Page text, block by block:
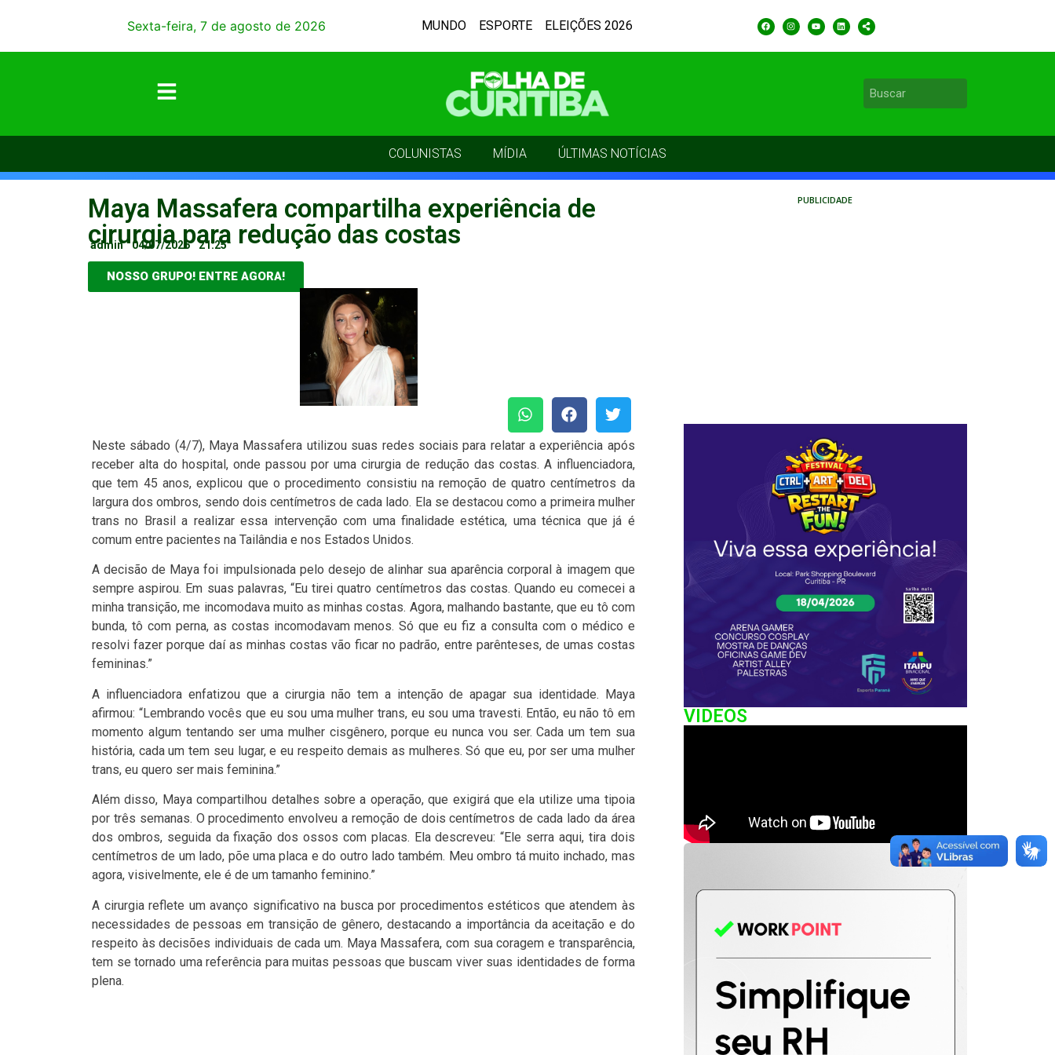
Sexta-feira, 7 de agosto de 2026 MUNDO ESPORTE ELEIÇÕES 2026
COLUNISTAS MÍDIA ÚLTIMAS NOTÍCIAS
Maya Massafera compartilha experiência de
cirurgia para redução das costas
admin 04/07/2026 21:25
NOSSO GRUPO! ENTRE AGORA!
Neste sábado (4/7), Maya Massafera utilizou suas redes sociais para relatar a experiência após
receber alta do hospital, onde passou por uma cirurgia de redução das costas. A influenciadora,
que tem 45 anos, explicou que o procedimento consistiu na remoção de quatro centímetros da
largura dos ombros, sendo dois centímetros de cada lado. Ela se destacou como a primeira mulher
trans no Brasil a realizar essa intervenção com uma finalidade estética, uma técnica que já é
comum entre pacientes na Tailândia e nos Estados Unidos.
A decisão de Maya foi impulsionada pelo desejo de alinhar sua aparência corporal à imagem que
sempre aspirou. Em suas palavras, “Eu tirei quatro centímetros das costas. Quando eu comecei a
minha transição, me incomodava muito as minhas costas. Agora, malhando bastante, que eu tô com
bunda, tô com perna, as costas incomodavam menos. Só que eu fiz a consulta com o médico e
resolvi fazer porque daí as minhas costas vão ficar no padrão, entre parênteses, de umas costas
femininas.”
A influenciadora enfatizou que a cirurgia não tem a intenção de apagar sua identidade. Maya
afirmou: “Lembrando vocês que eu sou uma mulher trans, eu sou uma travesti. Então, eu não tô em
momento algum tentando ser uma mulher cisgênero, porque eu nunca vou ser. Cada um tem sua
história, cada um tem seu lugar, e eu respeito demais as mulheres. Só que eu, por ser uma mulher
trans, eu quero ser mais feminina.”
Além disso, Maya compartilhou detalhes sobre a operação, que exigirá que ela utilize uma tipoia
por três semanas. O procedimento envolveu a remoção de dois centímetros de cada lado da área
dos ombros, seguida da fixação dos ossos com placas. Ela descreveu: “Ele serra aqui, tira dois
centímetros de um lado, põe uma placa e do outro lado também. Meu ombro tá muito inchado, mas
agora, visivelmente, ele é de um tamanho feminino.”
A cirurgia reflete um avanço significativo na busca por procedimentos estéticos que atendem às
necessidades de pessoas em transição de gênero, destacando a importância da aceitação e do
respeito às decisões individuais de cada um. Maya Massafera, com sua coragem e transparência,
tem se tornado uma referência para muitas pessoas que buscam viver suas identidades de forma
plena.
PUBLICIDADE
VIDEOS